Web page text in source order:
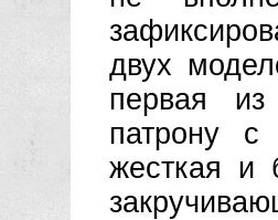
двух
первая из
патрону с
жесткая и